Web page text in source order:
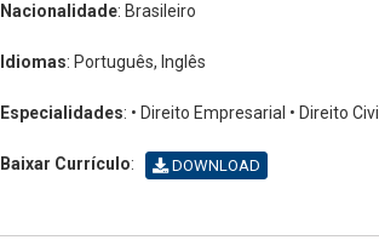
Nacionalidade: Brasileiro
Idiomas: Português, Inglês
Especialidades: • Direito Empresarial • Direito Civil
Baixar Currículo: DOWNLOAD